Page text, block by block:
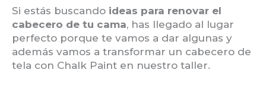
Si estás buscando ideas para renovar el
cabecero de tu cama, has llegado al lugar
perfecto porque te vamos a dar algunas y
además vamos a transformar un cabecero de
tela con Chalk Paint en nuestro taller.